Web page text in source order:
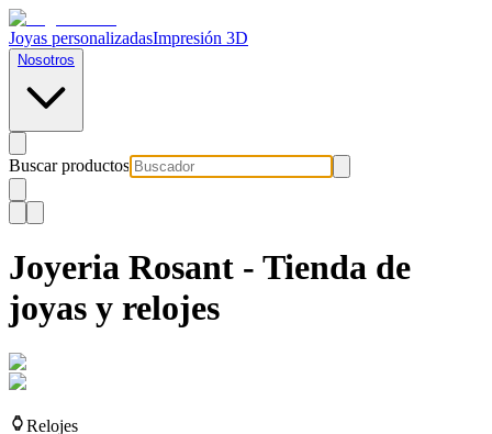
Joyas personalizadasImpresión 3D
Nosotros
Buscar productos
Joyeria Rosant - Tienda de
joyas y relojes
Relojes